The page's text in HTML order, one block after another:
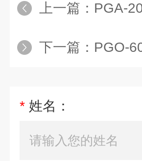
上一篇： PGA-
下一篇： PGO-
* 姓名：